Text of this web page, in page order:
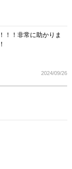
！！非常に助かりま
2024/09/26